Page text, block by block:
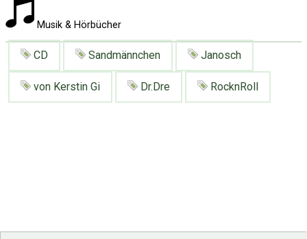
Musik & Hörbücher
CD Sandmännchen Janosch
von Kerstin Gi Dr.Dre RocknRoll